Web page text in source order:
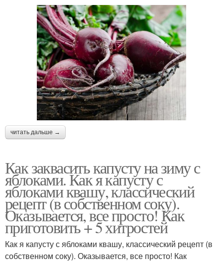
читать дальше →
Как заквасить капусту на зиму с
яблоками. Как я капусту с
яблоками квашу, классический
рецепт (в собственном соку).
Оказывается, все просто! Как
приготовить + 5 хитростей
Как я капусту с яблоками квашу, классический рецепт (в
собственном соку). Оказывается, все просто! Как